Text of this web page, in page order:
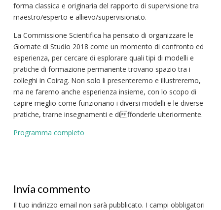
forma classica e originaria del rapporto di supervisione tra
maestro/esperto e allievo/supervisionato.
La Commissione Scientifica ha pensato di organizzare le
Giornate di Studio 2018 come un momento di confronto ed
esperienza, per cercare di esplorare quali tipi di modelli e
pratiche di formazione permanente trovano spazio tra i
colleghi in Coirag. Non solo li presenteremo e illustreremo,
ma ne faremo anche esperienza insieme, con lo scopo di
capire meglio come funzionano i diversi modelli e le diverse
pratiche, trarne insegnamenti e diffonderle ulteriormente.
Programma completo
Invia commento
Il tuo indirizzo email non sarà pubblicato. I campi obbligatori